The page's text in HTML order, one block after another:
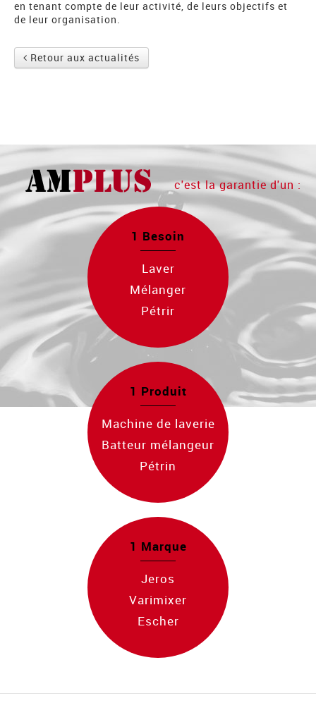
en tenant compte de leur activité, de leurs objectifs et
de leur organisation.
Retour aux actualités
c'est la garantie d'un :
1 Besoin
Laver
Mélanger
Pétrir
1 Produit
Machine de laverie
Batteur mélangeur
Pétrin
1 Marque
Jeros
Varimixer
Escher